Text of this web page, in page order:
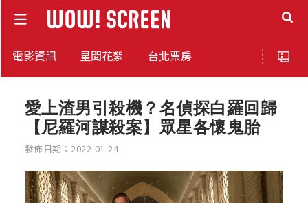
電影資訊 星聞花絮 台北票房
愛上渣男引殺機？名偵探白羅回歸
【尼羅河謀殺案】眾星各懷鬼胎
發佈日期：2022-01-24